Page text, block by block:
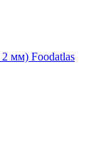
мм) Foodatlas